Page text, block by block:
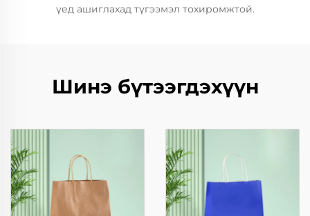
үед ашиглахад түгээмэл тохиромжтой.
Шинэ бүтээгдэхүүн